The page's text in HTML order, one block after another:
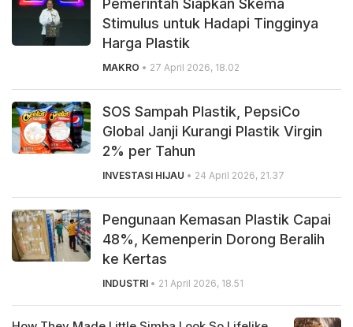
Pemerintah Siapkan Skema
Stimulus untuk Hadapi Tingginya
Harga Plastik
MAKRO • 27 April 2026, 18.02
SOS Sampah Plastik, PepsiCo
Global Janji Kurangi Plastik Virgin
2% per Tahun
INVESTASI HIJAU • 24 April 2026, 21.37
Pengunaan Kemasan Plastik Capai
48%, Kemenperin Dorong Beralih
ke Kertas
INDUSTRI • 21 April 2026, 18.51